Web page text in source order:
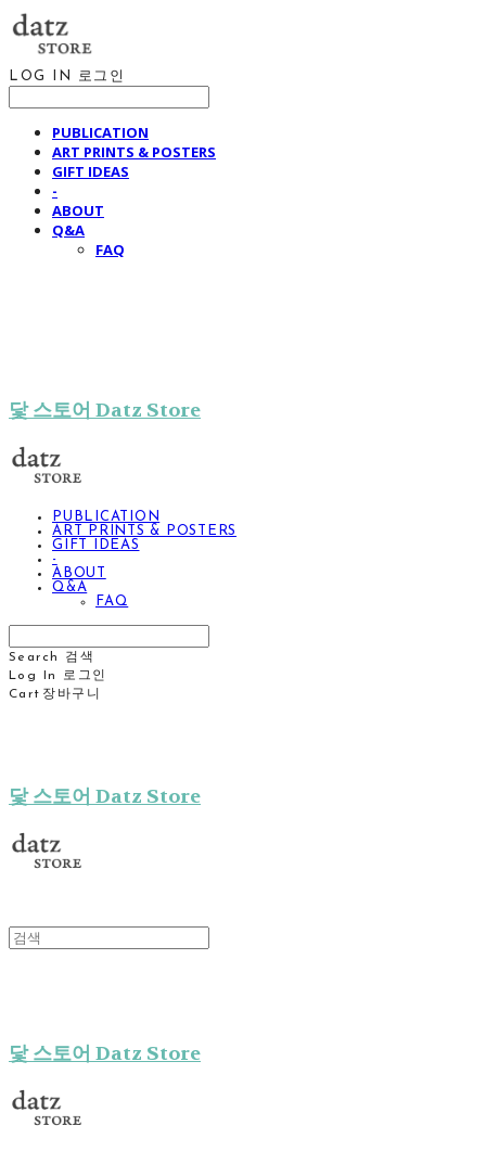
LOG IN 로그인
PUBLICATION
ART PRINTS & POSTERS
GIFT IDEAS
-
ABOUT
Q&A
FAQ
닻 스토어 Datz Store
PUBLICATION
ART PRINTS & POSTERS
GIFT IDEAS
-
ABOUT
Q&A
FAQ
Search
검색
Log In
로그인
Cart 장바구니
닻 스토어 Datz Store
닻 스토어 Datz Store